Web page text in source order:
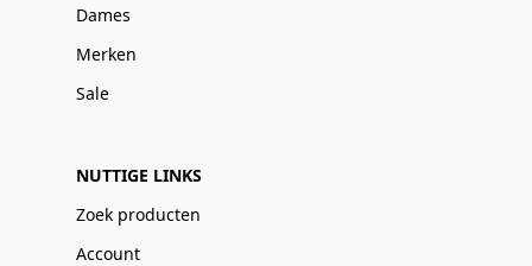
Dames
Merken
Sale
NUTTIGE LINKS
Zoek producten
Account